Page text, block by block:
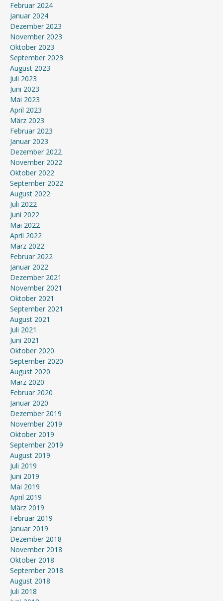
Februar 2024
Januar 2024
Dezember 2023
November 2023
Oktober 2023
September 2023
August 2023
Juli 2023
Juni 2023
Mai 2023
April 2023
März 2023
Februar 2023
Januar 2023
Dezember 2022
November 2022
Oktober 2022
September 2022
August 2022
Juli 2022
Juni 2022
Mai 2022
April 2022
März 2022
Februar 2022
Januar 2022
Dezember 2021
November 2021
Oktober 2021
September 2021
August 2021
Juli 2021
Juni 2021
Oktober 2020
September 2020
August 2020
März 2020
Februar 2020
Januar 2020
Dezember 2019
November 2019
Oktober 2019
September 2019
August 2019
Juli 2019
Juni 2019
Mai 2019
April 2019
März 2019
Februar 2019
Januar 2019
Dezember 2018
November 2018
Oktober 2018
September 2018
August 2018
Juli 2018